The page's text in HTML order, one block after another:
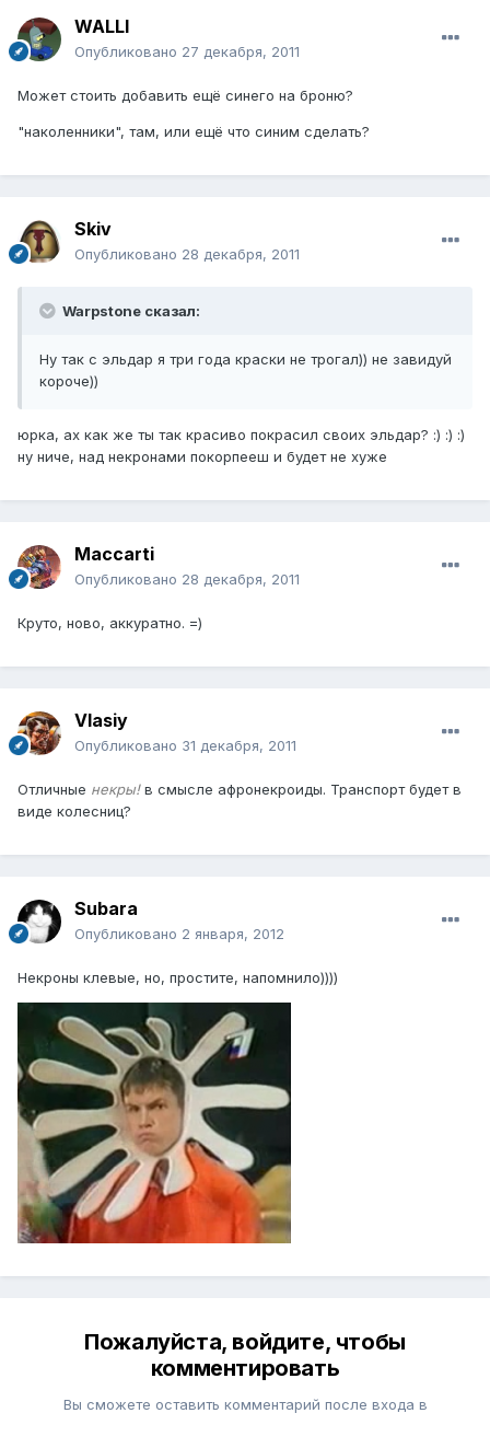
WALLI
Опубликовано 27 декабря, 2011
Может стоить добавить ещё синего на броню?
"наколенники", там, или ещё что синим сделать?
Skiv
Опубликовано 28 декабря, 2011
Warpstone сказал:
Ну так с эльдар я три года краски не трогал)) не завидуй
короче))
юрка, ах как же ты так красиво покрасил своих эльдар? :) :) :)
ну ниче, над некронами покорпееш и будет не хуже
Maccarti
Опубликовано 28 декабря, 2011
Круто, ново, аккуратно. =)
Vlasiy
Опубликовано 31 декабря, 2011
Отличные некры!в смысле афронекроиды. Транспорт будет в
виде колесниц?
Subara
Опубликовано 2 января, 2012
Некроны клевые, но, простите, напомнило))))
Пожалуйста, войдите, чтобы
комментировать
Вы сможете оставить комментарий после входа в